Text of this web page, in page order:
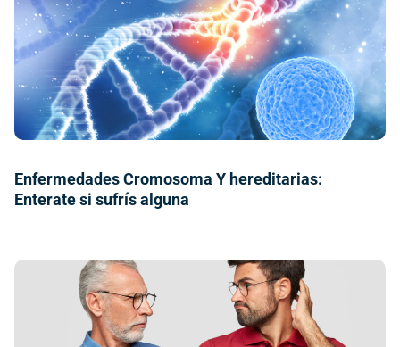
Enfermedades Cromosoma Y hereditarias:
Enterate si sufrís alguna